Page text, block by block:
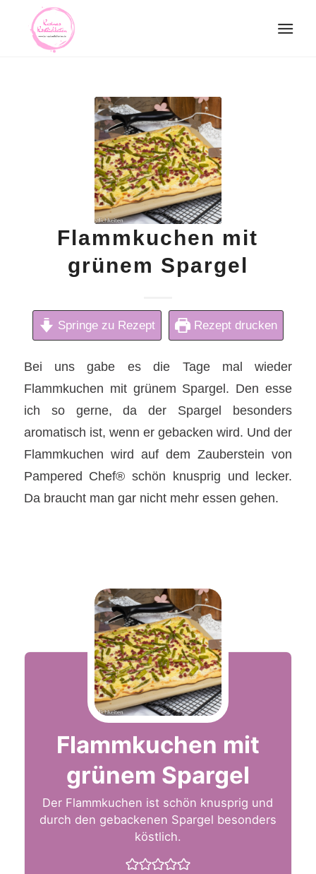
Flammkuchen mit
grünem Spargel
Springe zu Rezept Rezept drucken
Bei uns gabe es die Tage mal wieder
Flammkuchen mit grünem Spargel. Den esse
ich so gerne, da der Spargel besonders
aromatisch ist, wenn er gebacken wird. Und der
Flammkuchen wird auf dem Zauberstein von
Pampered Chef® schön knusprig und lecker.
Da braucht man gar nicht mehr essen gehen.
Flammkuchen mit
grünem Spargel
Der Flammkuchen ist schön knusprig und
durch den gebackenen Spargel besonders
köstlich.